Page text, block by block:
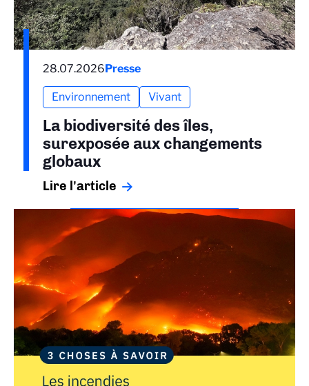
28.07.2026Presse
Environnement Vivant
La biodiversité des îles,
surexposée aux changements
globaux
Lire l'article